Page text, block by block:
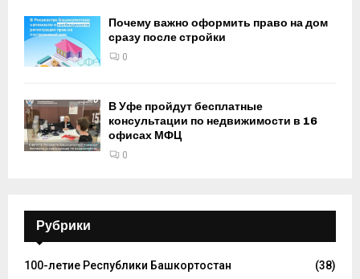
Почему важно оформить право на дом
сразу после стройки
0
В Уфе пройдут бесплатные
консультации по недвижимости в 16
офисах МФЦ
0
Рубрики
100-летие Республики Башкортостан
(38)